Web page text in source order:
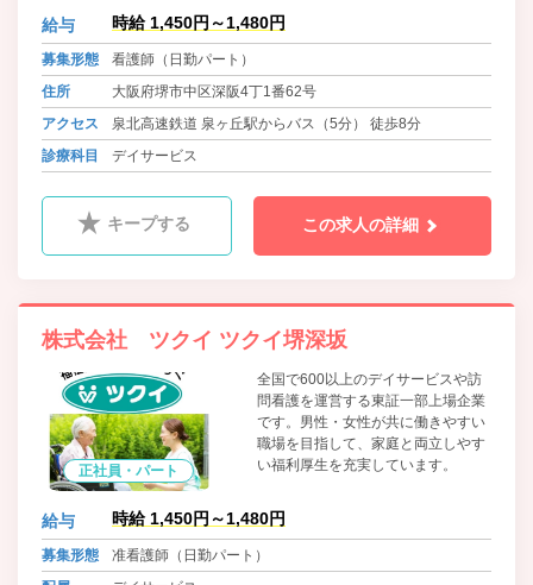
給与 時給 1,450円～1,480円
募集形態
看護師（日勤パート）
住所
大阪府堺市中区深阪4丁1番62号
アクセス
泉北高速鉄道 泉ヶ丘駅からバス（5分） 徒歩8分
診療科目
デイサービス
キープする この求人の詳細
株式会社 ツクイ ツクイ堺深坂
正社員・パート
全国で600以上のデイサービスや訪
問看護を運営する東証一部上場企業
です。男性・女性が共に働きやすい
職場を目指して、家庭と両立しやす
い福利厚生を充実しています。
給与 時給 1,450円～1,480円
募集形態
准看護師（日勤パート）